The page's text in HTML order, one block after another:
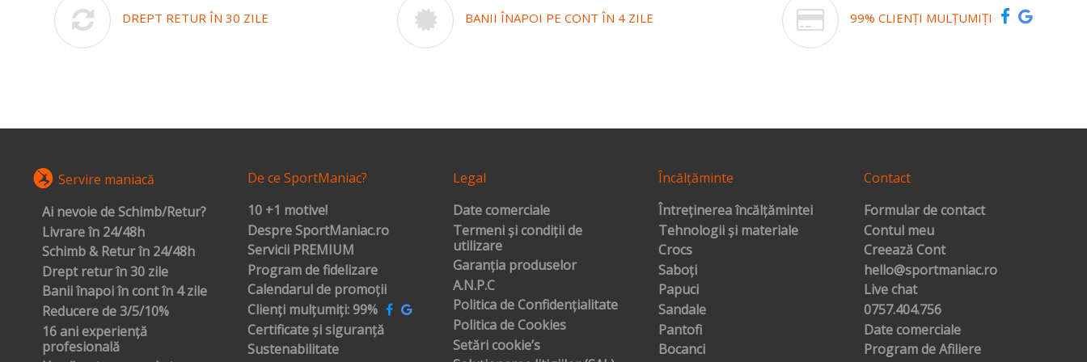
DREPT RETUR ÎN 30 ZILE BANII ÎNAPOI PE CONT ÎN 4 ZILE 99% CLIENȚI MULȚUMIȚI
Servire maniacă
Ai nevoie de Schimb/Retur?
Livrare în 24/48h
Schimb & Retur în 24/48h
Drept retur în 30 zile
Banii înapoi în cont în 4 zile
Reducere de 3/5/10%
16 ani experiență
profesională
De ce SportManiac?
10 +1 motive!
Despre SportManiac.ro
Servicii PREMIUM
Program de fidelizare
Calendarul de promoții
Clienți mulțumiți: 99%
Certificate și siguranță
Sustenabilitate
Legal
Date comerciale
Termeni și condiții de
utilizare
Garanția produselor
A.N.P.C
Politica de Confidențialitate
Politica de Cookies
Setări cookie’s
Încălțăminte
Întreținerea încălțămintei
Tehnologii și materiale
Crocs
Saboți
Papuci
Sandale
Pantofi
Bocanci
Contact
Formular de contact
Contul meu
Creează Cont
hello@sportmaniac.ro
Live chat
0757.404.756
Date comerciale
Program de Afiliere